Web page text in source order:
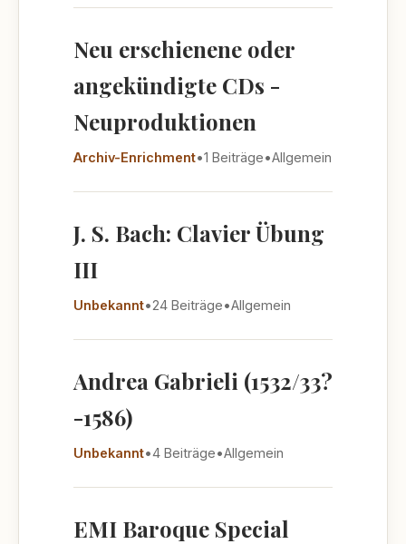
Neu erschienene oder
angekündigte CDs -
Neuproduktionen
Archiv-Enrichment•1 Beiträge•Allgemein
J. S. Bach: Clavier Übung
III
Unbekannt•24 Beiträge•Allgemein
Andrea Gabrieli (1532/33?
-1586)
Unbekannt•4 Beiträge•Allgemein
EMI Baroque Special